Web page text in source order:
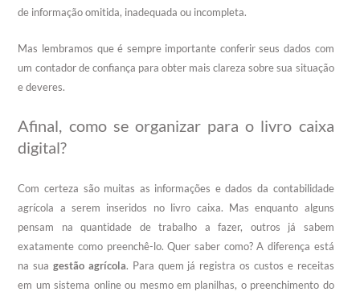
de informação omitida, inadequada ou incompleta.
Mas lembramos que é sempre importante conferir seus dados com
um contador de confiança para obter mais clareza sobre sua situação
e deveres.
Afinal, como se organizar para o livro caixa
digital?
Com certeza são muitas as informações e dados da contabilidade
agrícola a serem inseridos no livro caixa. Mas enquanto alguns
pensam na quantidade de trabalho a fazer, outros já sabem
exatamente como preenchê-lo. Quer saber como? A diferença está
na suagestão agrícola. Para quem já registra os custos e receitas
em um sistema online ou mesmo em planilhas, o preenchimento do